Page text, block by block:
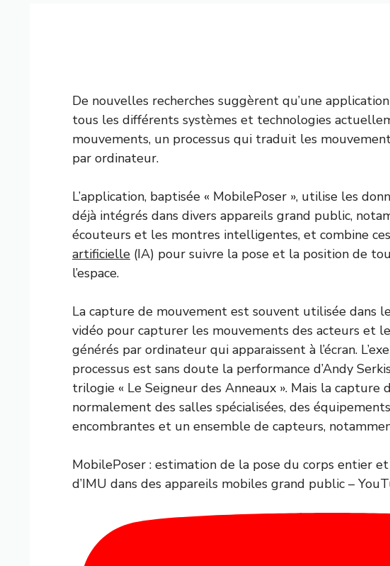
De nouvelles recherches suggèrent qu’une
tous les différents systèmes et technologies
mouvements, un processus qui traduit les
par ordinateur.
L’application, baptisée « MobilePoser », utilise les
déjà intégrés dans divers appareils grand public,
écouteurs et les montres intelligentes, et combine
artificielle (IA) pour suivre la pose et la position de
l’espace.
La capture de mouvement est souvent utilisée dans
vidéo pour capturer les mouvements des acteurs et
générés par ordinateur qui apparaissent à l’écran.
processus est sans doute la performance d’Andy
trilogie « Le Seigneur des Anneaux ». Mais la capture
normalement des salles spécialisées, des
encombrantes et un ensemble de capteurs,
MobilePoser : estimation de la pose du corps entier
d’IMU dans des appareils mobiles grand public –